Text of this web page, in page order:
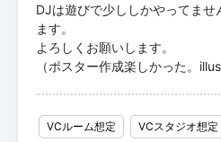
DJは遊びで少ししかやってませ
ます。
よろしくお願いします。
（ポスター作成楽しかった。
VCルーム想定 VCスタジオ想定